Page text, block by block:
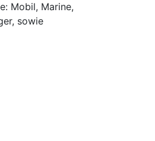
Mobil, Marine,
sowie